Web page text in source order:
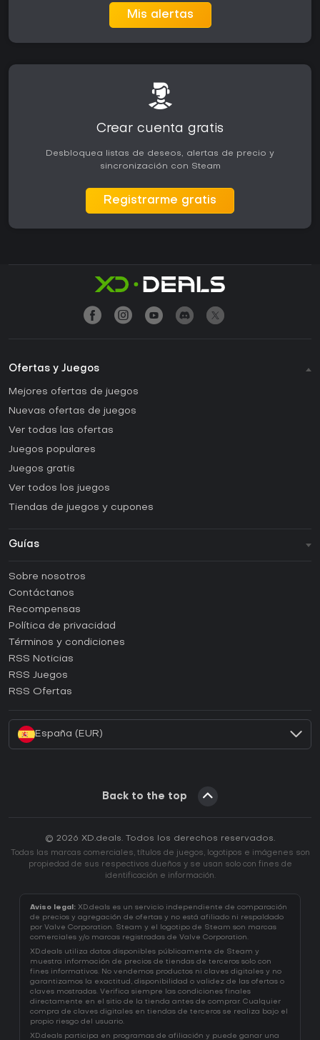
Mis alertas
Crear cuenta gratis
Desbloquea listas de deseos, alertas de precio y
sincronización con Steam
Registrarme gratis
Ofertas y Juegos
Mejores ofertas de juegos
Nuevas ofertas de juegos
Ver todas las ofertas
Juegos populares
Juegos gratis
Ver todos los juegos
Tiendas de juegos y cupones
Guías
Guías y tutoriales
¿Cómo activar una CD Key de Steam?
¿Cómo activar una CD Key de Epic Games?
¿Cómo activar una CD Key de GOG?
¿Cómo activar una CD Key de Ubisoft Connect?
Sobre nosotros
Contáctanos
Recompensas
Política de privacidad
Términos y condiciones
RSS Noticias
RSS Juegos
RSS Ofertas
España (EUR)
Back to the top
© 2026 XD.deals. Todos los derechos reservados.
Todas las marcas comerciales, títulos de juegos, logotipos e imágenes son
propiedad de sus respectivos dueños y se usan solo con fines de
identificación e información.
Aviso legal: XD.deals es un servicio independiente de comparación
de precios y agregación de ofertas y no está afiliado ni respaldado
por Valve Corporation. Steam y el logotipo de Steam son marcas
comerciales y/o marcas registradas de Valve Corporation.
XD.deals utiliza datos disponibles públicamente de Steam y
muestra información de precios de tiendas de terceros solo con
fines informativos. No vendemos productos ni claves digitales y no
garantizamos la exactitud, disponibilidad o validez de las ofertas o
claves mostradas. Verifica siempre las condiciones finales
directamente en el sitio de la tienda antes de comprar. Cualquier
compra de claves digitales en tiendas de terceros se realiza bajo el
propio riesgo del usuario.
XD.deals participa en programas de afiliación y puede ganar una